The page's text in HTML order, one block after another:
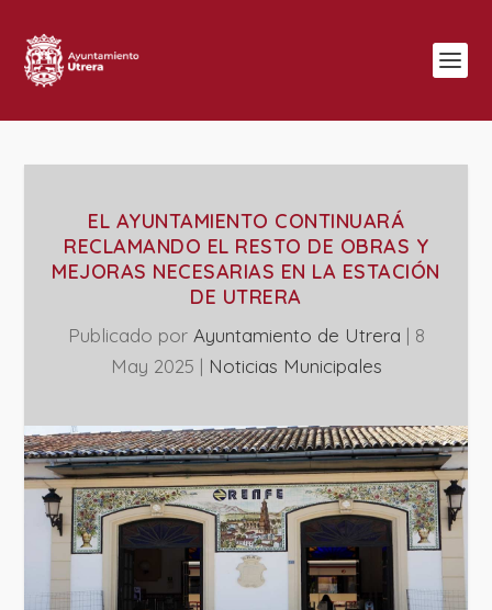
EL AYUNTAMIENTO CONTINUARÁ
RECLAMANDO EL RESTO DE OBRAS Y
MEJORAS NECESARIAS EN LA ESTACIÓN
DE UTRERA
Publicado por Ayuntamiento de Utrera | 8
May 2025 | ‎Noticias Municipales